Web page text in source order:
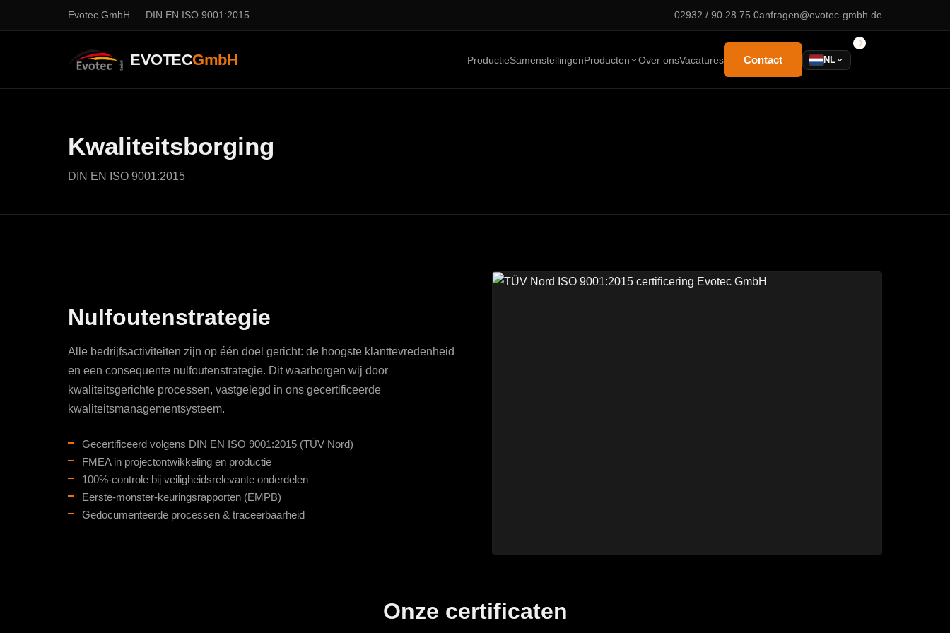
Evotec GmbH — DIN EN ISO 9001:2015 02932 / 90 28 75 0anfragen@evotec-gmbh.de
EVOTECGmbH ProductieSamenstellingenProducten Over onsVacatures Contact NL
Kwaliteitsborging
DIN EN ISO 9001:2015
Nulfoutenstrategie
Alle bedrijfsactiviteiten zijn op één doel gericht: de hoogste klanttevredenheid
en een consequente nulfoutenstrategie. Dit waarborgen wij door
kwaliteitsgerichte processen, vastgelegd in ons gecertificeerde
kwaliteitsmanagementsysteem.
Gecertificeerd volgens DIN EN ISO 9001:2015 (TÜV Nord)
FMEA in projectontwikkeling en productie
100%-controle bij veiligheidsrelevante onderdelen
Eerste-monster-keuringsrapporten (EMPB)
Gedocumenteerde processen & traceerbaarheid
Onze certificaten